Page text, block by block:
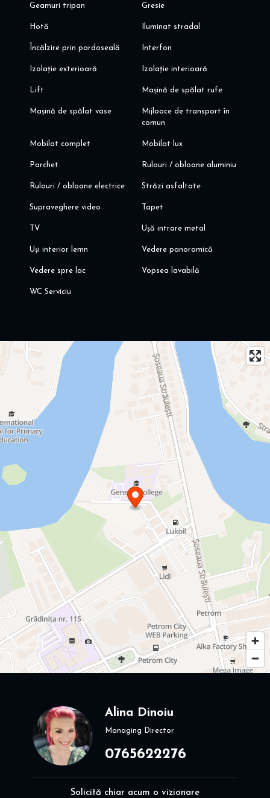
Geamuri tripan Gresie
Hotă Iluminat stradal
Încălzire prin pardoseală Interfon
Izolație exterioară Izolație interioară
Lift Mașină de spălat rufe
Mașină de spălat vase
Mijloace de transport în
comun
Mobilat complet Mobilat lux
Parchet Rulouri / obloane aluminiu
Rulouri / obloane electrice Străzi asfaltate
Supraveghere video Tapet
TV Ușă intrare metal
Uși interior lemn Vedere panoramică
Vedere spre lac Vopsea lavabilă
WC Serviciu
Alina Dinoiu
Managing Director
0765622276
Solicită chiar acum o vizionare